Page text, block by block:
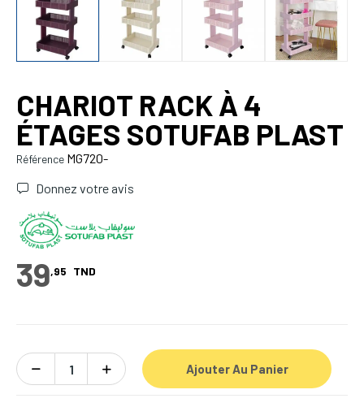
CHARIOT RACK À 4
ÉTAGES SOTUFAB PLAST
Référence MG720-
Donnez votre avis
39,95 TND
Ajouter Au Panier